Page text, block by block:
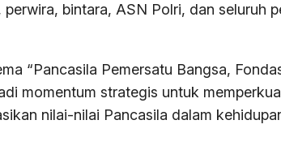
perwira, bintara, ASN Polri, dan seluruh
“Pancasila Pemersatu Bangsa,
momentum strategis untuk
nilai-nilai Pancasila dalam